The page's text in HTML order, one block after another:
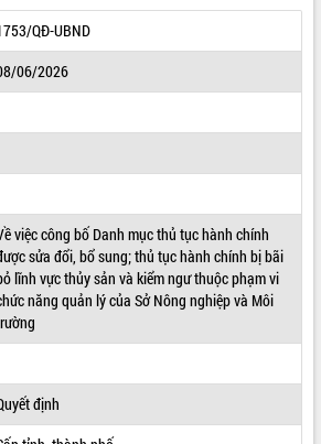
QĐ-UBND
06/2026
việc công bố Danh mục thủ tục hành chính
sửa đổi, bổ sung; thủ tục hành chính bị bãi
lĩnh vực thủy sản và kiểm ngư thuộc phạm vi
năng quản lý của Sở Nông nghiệp và Môi
định